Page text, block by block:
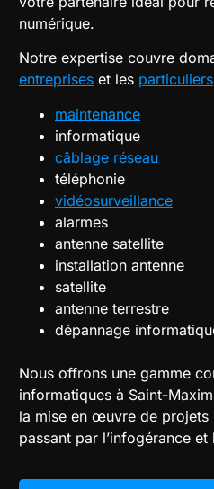
numérique.
Notre expertise couvre
entreprises et les particuliers
maintenance
informatique
câblage réseau
téléphonie
vidéosurveillance
alarmes
antenne satellite
installation antenne
satellite
antenne terrestre
dépannage
Nous offrons une gamme
informatiques à Saint-
la mise en œuvre de projets
passant par l’infogérance et